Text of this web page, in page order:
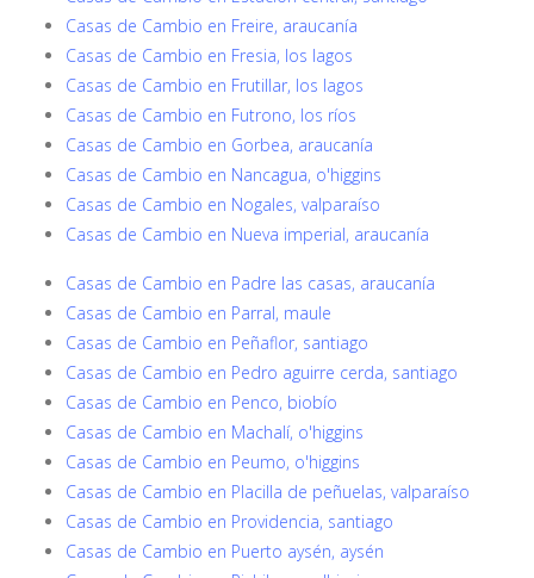
Casas de Cambio en Freire, araucanía
Casas de Cambio en Fresia, los lagos
Casas de Cambio en Frutillar, los lagos
Casas de Cambio en Futrono, los ríos
Casas de Cambio en Gorbea, araucanía
Casas de Cambio en Nancagua, o'higgins
Casas de Cambio en Nogales, valparaíso
Casas de Cambio en Nueva imperial, araucanía
Casas de Cambio en Padre las casas, araucanía
Casas de Cambio en Parral, maule
Casas de Cambio en Peñaflor, santiago
Casas de Cambio en Pedro aguirre cerda, santiago
Casas de Cambio en Penco, biobío
Casas de Cambio en Machalí, o'higgins
Casas de Cambio en Peumo, o'higgins
Casas de Cambio en Placilla de peñuelas, valparaíso
Casas de Cambio en Providencia, santiago
Casas de Cambio en Puerto aysén, aysén